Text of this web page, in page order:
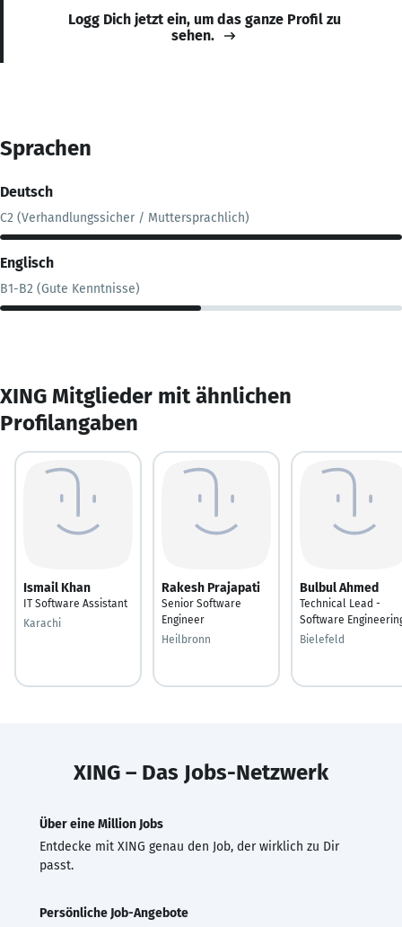
Logg Dich jetzt ein, um das ganze Profil zu
sehen.
Sprachen
Deutsch
C2 (Verhandlungssicher / Muttersprachlich)
Englisch
B1-B2 (Gute Kenntnisse)
XING Mitglieder mit ähnlichen
Profilangaben
Ismail Khan
IT Software Assistant
Karachi
Rakesh Prajapati
Senior Software
Engineer
Heilbronn
Bulbul Ahmed
Technical Lead -
Software
Bielefeld
XING – Das Jobs-Netzwerk
Über eine Million Jobs
Entdecke mit XING genau den Job, der wirklich zu Dir
passt.
Persönliche Job-Angebote